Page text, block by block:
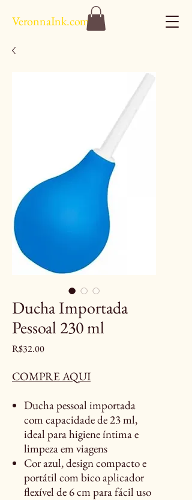
VeronnaInk.com
Ducha Importada
Pessoal 230 ml
R$32.00Price
COMPRE AQUI
Ducha pessoal importada
com capacidade de 23 ml,
ideal para higiene íntima e
limpeza em viagens
Cor azul, design compacto e
portátil com bico aplicador
flexível de 6 cm para fácil uso